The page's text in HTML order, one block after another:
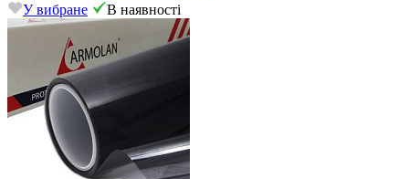
У вибране
В наявності